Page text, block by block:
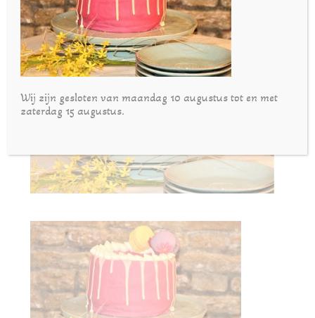
doorbakkerijherfst| mrt 12, 2021
Wij zijn gesloten van maandag 10 augustus tot en met
zaterdag 15 augustus.